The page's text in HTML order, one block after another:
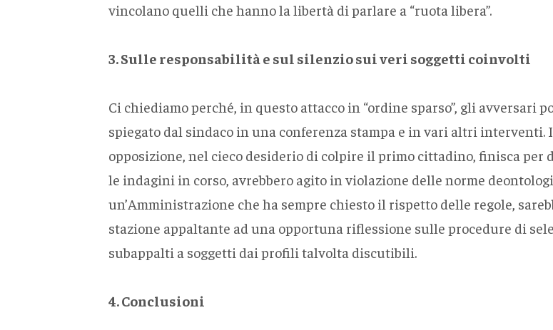
vincolano quelli che hanno la libertà di parlare a “ruota libera”.
3. Sulle responsabilità e sul silenzio sui veri soggetti coinvolti
Ci chiediamo perché, in questo attacco in “ordine sparso”, gli
spiegato dal sindaco in una conferenza stampa e in vari altri interventi.
opposizione, nel cieco desiderio di colpire il primo cittadino, finisca per
le indagini in corso, avrebbero agito in violazione delle norme
un’Amministrazione che ha sempre chiesto il rispetto delle regole,
stazione appaltante ad una opportuna riflessione sulle procedure di
subappalti a soggetti dai profili talvolta discutibili.
4. Conclusioni